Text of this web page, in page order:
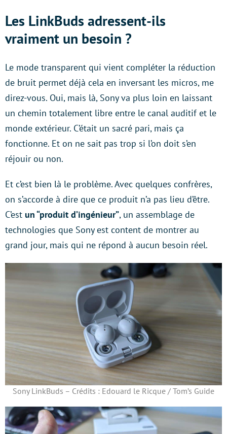
Les LinkBuds adressent-ils
vraiment un besoin ?
Le mode transparent qui vient compléter la réduction
de bruit permet déjà cela en inversant les micros, me
direz-vous. Oui, mais là, Sony va plus loin en laissant
un chemin totalement libre entre le canal auditif et le
monde extérieur. C’était un sacré pari, mais ça
fonctionne. Et on ne sait pas trop si l’on doit s’en
réjouir ou non.
Et c’est bien là le problème. Avec quelques confrères,
on s’accorde à dire que ce produit n’a pas lieu d’être.
C’est un “produit d’ingénieur”, un assemblage de
technologies que Sony est content de montrer au
grand jour, mais qui ne répond à aucun besoin réel.
Sony LinkBuds – Crédits : Edouard le Ricque / Tom’s Guide